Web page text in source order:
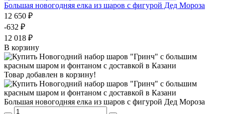
Большая новогодняя елка из шаров с фигурой Дед Мороза
12 650 ₽
-632 ₽
12 018 ₽
В корзину
Товар добавлен в корзину!
Большая новогодняя елка из шаров с фигурой Дед Мороза